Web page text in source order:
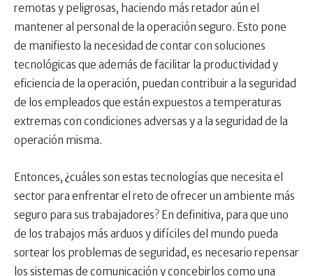
remotas y peligrosas, haciendo más retador aún el
mantener al personal de la operación seguro. Esto pone
de manifiesto la necesidad de contar con soluciones
tecnológicas que además de facilitar la productividad y
eficiencia de la operación, puedan contribuir a la seguridad
de los empleados que están expuestos a temperaturas
extremas con condiciones adversas y a la seguridad de la
operación misma.
Entonces, ¿cuáles son estas tecnologías que necesita el
sector para enfrentar el reto de ofrecer un ambiente más
seguro para sus trabajadores? En definitiva, para que uno
de los trabajos más arduos y difíciles del mundo pueda
sortear los problemas de seguridad, es necesario repensar
los sistemas de comunicación y concebirlos como una